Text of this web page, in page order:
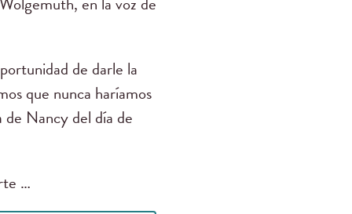
de darle la
que nunca haríamos
de Nancy del día de
…